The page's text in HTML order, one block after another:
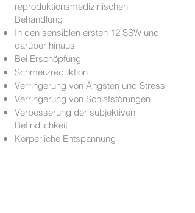
reproduktionsmedizinischen
Behandlung
In den sensiblen ersten 12 SSW und
darüber hinaus
Bei Erschöpfung
Schmerzreduktion
Verringerung von Ängsten und Stress
Verringerung von Schlafstörungen
Verbesserung der subjektiven
Befindlichkeit
Körperliche Entspannung